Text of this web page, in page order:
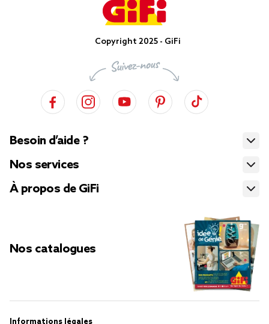
Copyright 2025 - GiFi
Besoin d’aide ?
Nos services
À propos de GiFi
Nos catalogues
Informations légales